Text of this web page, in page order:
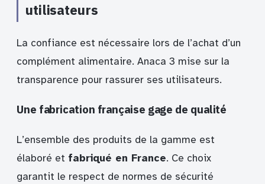
utilisateurs
La confiance est nécessaire lors de l’achat d’un
complément alimentaire. Anaca 3 mise sur la
transparence pour rassurer ses utilisateurs.
Une fabrication française gage de qualité
L’ensemble des produits de la gamme est
élaboré et fabriqué en France. Ce choix
garantit le respect de normes de sécurité